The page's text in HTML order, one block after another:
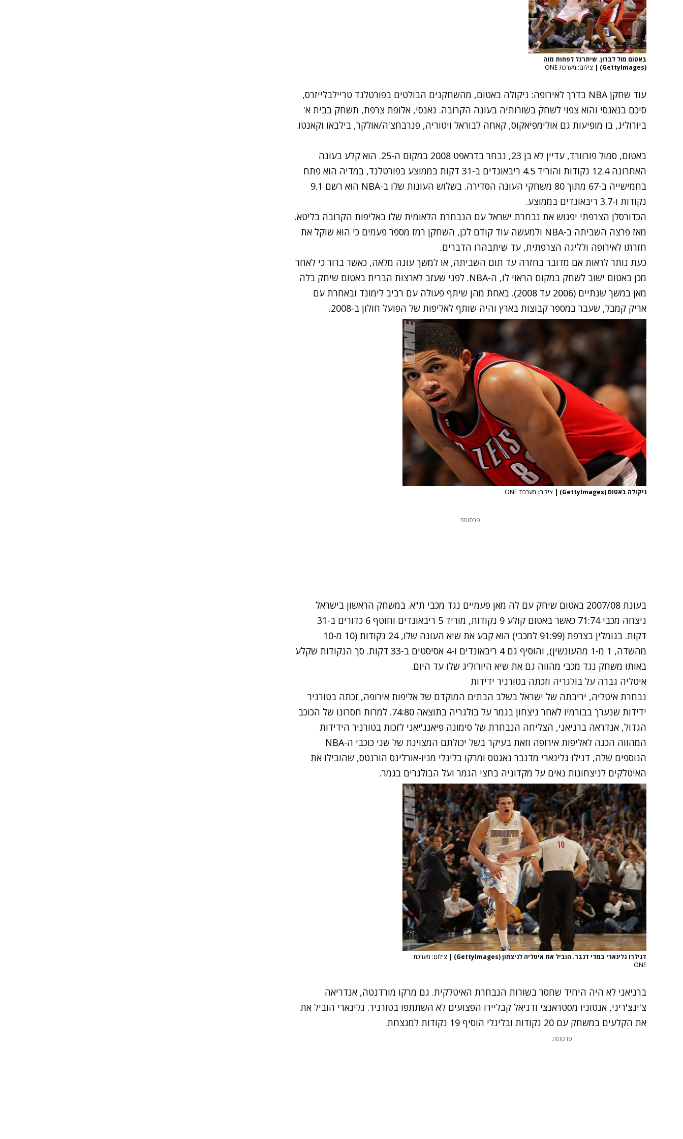
באטום מול לברון. שיתרגל לפחות מזה
(GettyImages)
| צילום: מערכת ONE
עוד שחקן NBA בדרך לאירופה: ניקולה באטום, מהשחקנים הבולטים בפורטלנד טריילבלייזרס,
סיכם בנאנסי והוא צפוי לשחק בשורותיה בעונה הקרובה. נאנסי, אלופת צרפת, תשחק בבית א'
ביורוליג, בו מופיעות גם אולימפיאקוס, קאחה לבוראל ויטוריה, פנרבחצ'ה/אולקר, בילבאו וקאנטו.
באטום, סמול פורוורד, עדיין לא בן 23, נבחר בדראפט 2008 במקום ה-25. הוא קלע בעונה
האחרונה 12.4 נקודות והוריד 4.5 ריבאונדים ב-31 דקות בממוצע בפורטלנד, במדיה הוא פתח
בחמישייה ב-67 מתוך 80 משחקי העונה הסדירה. בשלוש העונות שלו ב-NBA הוא רשם 9.1
נקודות ו-3.7 ריבאונדים בממוצע.
הכדורסלן הצרפתי יפגוש את נבחרת ישראל עם הנבחרת הלאומית שלו באליפות הקרובה בליטא.
מאז פרצה השביתה ב-NBA ולמעשה עוד קודם לכן, השחקן רמז מספר פעמים כי הוא שוקל את
חזרתו לאירופה ולליגה הצרפתית, עד שיתבהרו הדברים.
כעת נותר לראות אם מדובר בחזרה עד תום השביתה, או למשך עונה מלאה, כאשר ברור כי לאחר
מכן באטום ישוב לשחק במקום הראוי לו, ה-NBA. לפני שעזב לארצות הברית באטום שיחק בלה
מאן במשך שנתיים (2006 עד 2008). באחת מהן שיתף פעולה עם רביב לימונד ובאחרת עם
אריק קמבל, שעבר במספר קבוצות בארץ והיה שותף לאליפות של הפועל חולון ב-2008.
ניקולה באטום (GettyImages) | צילום: מערכת ONE
פרסומת
בעונת 2007/08 באטום שיחק עם לה מאן פעמיים נגד מכבי ת"א. במשחק הראשון בישראל
ניצחה מכבי 71:74 כאשר באטום קולע 9 נקודות, מוריד 5 ריבאונדים וחוטף 6 כדורים ב-31
דקות. בגומלין בצרפת (91:99 למכבי) הוא קבע את שיא העונה שלו, 24 נקודות (10 מ-10
מהשדה, 1 מ-1 מהעונשין), והוסיף גם 4 ריבאונדים ו-4 אסיסטים ב-33 דקות. סך הנקודות שקלע
באותו משחק נגד מכבי מהווה גם את שיא היורוליג שלו עד היום.
איטליה גברה על בולגריה וזכתה בטורניר ידידות
נבחרת איטליה, יריבתה של ישראל בשלב הבתים המוקדם של אליפות אירופה, זכתה בטורניר
ידידות שנערך בבורמיו לאחר ניצחון בגמר על בולגריה בתוצאה 74:80. למרות חסרונו של הכוכב
הגדול, אנדראה ברניאני, הצליחה הנבחרת של סימונה פיאנג'יאני לזכות בטורניר הידידות
המהווה הכנה לאליפות אירופה וזאת בעיקר בשל יכולתם המצוינת של שני כוכבי ה-NBA
הנוספים שלה, דנילו גלינארי מדנבר נאגטס ומרקו בלינלי מניו-אורלינס הורנטס, שהובילו את
האיטלקים לניצחונות נאים על מקדוניה בחצי הגמר ועל הבולגרים בגמר.
דנילרו גלינארי במדי דנבר. הוביל את איטליה לניצחון (GettyImages) | צילום: מערכת
ONE
ברניאני לא היה היחיד שחסר בשורות הנבחרת האיטלקית. גם מרקו מורדנטה, אנדריאה
צ'ינצ'ריני, אנטוניו מסטראנצי ודניאל קבליירו הפצועים לא השתתפו בטורניר. גלינארי הוביל את
את הקלעים במשחק עם 20 נקודות ובלינלי הוסיף 19 נקודות למנצחת.
פרסומת